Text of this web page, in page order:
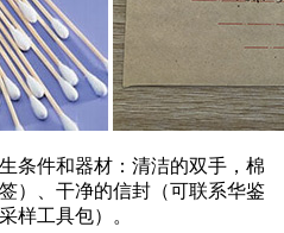
条件和器材：清洁的双手，棉
）、干净的信封（可联系华鉴
样工具包）。